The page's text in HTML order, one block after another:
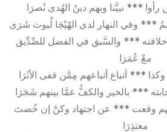
*** نبيَّنا وبهم دينُ الهُدى نُصرَا
*** وفي النهار لدى الهّيْجَا لُيوث شَرَى
*** والسَّبق في الفضل للصِّدِّيق
معْ عُمَرَا
*** أتباع أتباعهم مِمَّن قفى الأثَرَا
*** بالخير والكفُّ عمَّا بينهم شَجَرَا
وقعت *** عن اجتهاد وكنْ إن خُضتَ
معتذِرَا